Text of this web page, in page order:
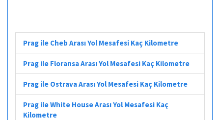
Prag ile Cheb Arası Yol Mesafesi Kaç Kilometre
Prag ile Floransa Arası Yol Mesafesi Kaç Kilometre
Prag ile Ostrava Arası Yol Mesafesi Kaç Kilometre
Prag ile White House Arası Yol Mesafesi Kaç
Kilometre